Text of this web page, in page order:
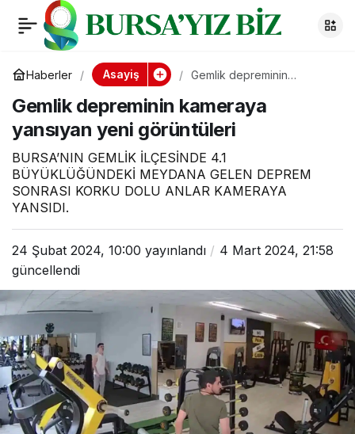
Haberler Asayiş
Gemlik depreminin
görüntüleri
Gemlik depreminin kameraya
yansıyan yeni görüntüleri
BURSA’NIN GEMLİK İLÇESİNDE 4.1
BÜYÜKLÜĞÜNDEKİ MEYDANA GELEN DEPREM
SONRASI KORKU DOLU ANLAR KAMERAYA
YANSIDI.
24 Şubat 2024, 10:00 yayınlandı
4 Mart 2024, 21:58
güncellendi
Gemlik depreminin
kameraya yansıyan
yeni görüntüleri